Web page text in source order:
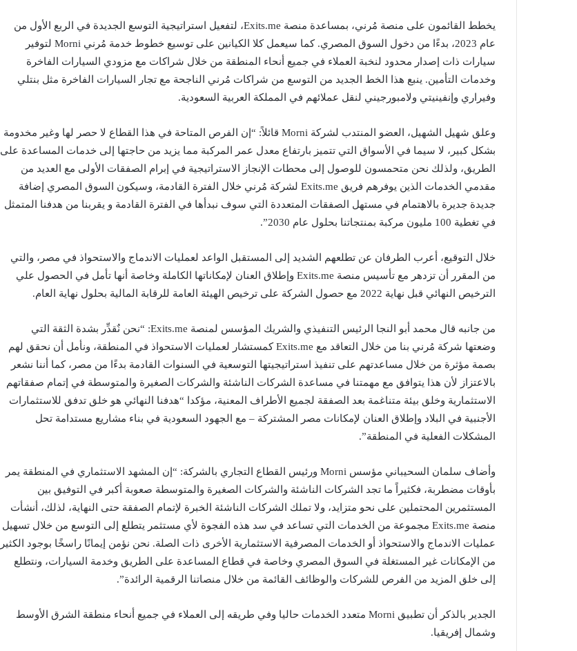
يخطط القائمون على منصة مُرني، بمساعدة منصة Exits.me، لتفعيل استراتيجية التوسع الجديدة في الربع الأول من
عام 2023، بدءًا من دخول السوق المصري. كما سيعمل كلا الكيانين على توسيع خطوط خدمة مُرني Morni لتوفير
سيارات ذات إصدار محدود لنخبة العملاء في جميع أنحاء المنطقة من خلال شراكات مع مزودي السيارات الفاخرة
وخدمات التأمين. ينبع هذا الخط الجديد من التوسع من شراكات مُرني الناجحة مع تجار السيارات الفاخرة مثل بنتلي
وفيراري وإنفينيتي ولامبورجيني لنقل عملائهم في المملكة العربية السعودية.
وعلق شهيل الشهيل، العضو المنتدب لشركة Morni قائلاً: “إن الفرص المتاحة في هذا القطاع لا حصر لها وغير مخدومة
بشكل كبير، لا سيما في الأسواق التي تتميز بارتفاع معدل عمر المركبة مما يزيد من حاجتها إلى خدمات المساعدة على
الطريق، ولذلك نحن متحمسون للوصول إلى محطات الإنجاز الاستراتيجية في إبرام الصفقات الأولى مع العديد من
مقدمي الخدمات الذين يوفرهم فريق Exits.me لشركة مُرني خلال الفترة القادمة، وسيكون السوق المصري إضافة
جديدة جديرة بالاهتمام في مستهل الصفقات المتعددة التي سوف نبدأها في الفترة القادمة و يقربنا من هدفنا المتمثل
في تغطية 100 مليون مركبة بمنتجاتنا بحلول عام 2030”.
خلال التوقيع، أعرب الطرفان عن تطلعهم الشديد إلى المستقبل الواعد لعمليات الاندماج والاستحواذ في مصر، والتي
من المقرر أن تزدهر مع تأسيس منصة Exits.me وإطلاق العنان لإمكاناتها الكاملة وخاصة أنها تأمل في الحصول علي
الترخيص النهائي قبل نهاية 2022 مع حصول الشركة على ترخيص الهيئة العامة للرقابة المالية بحلول نهاية العام.
من جانبه قال محمد أبو النجا الرئيس التنفيذي والشريك المؤسس لمنصة Exits.me: “نحن نٌقدِّر بشدة الثقة التي
وضعتها شركة مُرني بنا من خلال التعاقد مع Exits.me كمستشار لعمليات الاستحواذ في المنطقة، ونأمل أن نحقق لهم
بصمة مؤثرة من خلال مساعدتهم على تنفيذ استراتيجيتها التوسعية في السنوات القادمة بدءًا من مصر، كما أننا نشعر
بالاعتزاز لأن هذا يتوافق مع مهمتنا في مساعدة الشركات الناشئة والشركات الصغيرة والمتوسطة في إتمام صفقاتهم
الاستثمارية وخلق بيئة متناغمة بعد الصفقة لجميع الأطراف المعنية، مؤكدا “هدفنا النهائي هو خلق تدفق للاستثمارات
الأجنبية في البلاد وإطلاق العنان لإمكانات مصر المشتركة – مع الجهود السعودية في بناء مشاريع مستدامة تحل
المشكلات الفعلية في المنطقة”.
وأضاف سلمان السحيباني مؤسس Morni ورئيس القطاع التجاري بالشركة: “إن المشهد الاستثماري في المنطقة يمر
بأوقات مضطربة، فكثيراً ما تجد الشركات الناشئة والشركات الصغيرة والمتوسطة صعوبة أكبر في التوفيق بين
المستثمرين المحتملين على نحو متزايد، ولا تملك الشركات الناشئة الخبرة لإتمام الصفقة حتى النهاية، لذلك، أنشأت
منصة Exits.me مجموعة من الخدمات التي تساعد في سد هذه الفجوة لأي مستثمر يتطلع إلى التوسع من خلال تسهيل
عمليات الاندماج والاستحواذ أو الخدمات المصرفية الاستثمارية الأخرى ذات الصلة. نحن نؤمن إيمانًا راسخًا بوجود الكثير
من الإمكانات غير المستغلة في السوق المصري وخاصة في قطاع المساعدة على الطريق وخدمة السيارات، ونتطلع
إلى خلق المزيد من الفرص للشركات والوظائف القائمة من خلال منصاتنا الرقمية الرائدة”.
الجدير بالذكر أن تطبيق Morni متعدد الخدمات حاليا وفي طريقه إلى العملاء في جميع أنحاء منطقة الشرق الأوسط
وشمال إفريقيا.